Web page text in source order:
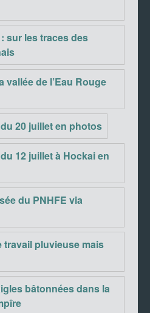
sur les traces des
vallée de l’Eau Rouge
20 juillet en photos
12 juillet à Hockai en
du PNHFE via
travail pluvieuse mais
bâtonnées dans la